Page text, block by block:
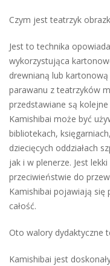
Czym jest teatrzyk
Jest to technika
wykorzystująca
drewnianą lub
parawanu z teatrzyków
przedstawiane są
Kamishibai może być
bibliotekach,
dziecięcych oddziałach
jak i w plenerze. Jest
przeciwieństwie do
Kamishibai pojawiają się
całość.
Oto walory dydaktyczne
Kamishibai jest